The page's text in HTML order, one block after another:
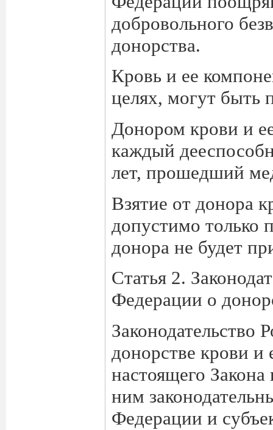
добровольного
донорства.
Кровь и ее
целях, могут быть
Донором крови и
каждый
лет, прошедший
Взятие от донора
допустимо только
донора не будет
Статья 2.
Федерации о
Законодательство
донорстве крови и
настоящего
ним
Федерации и